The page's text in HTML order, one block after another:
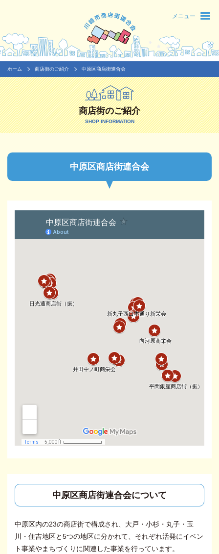
メニュー
ホーム 商店街のご紹介 中原区商店街連合会
商店街のご紹介
SHOP INFORMATION
中原区商店街連合会
中原区商店街連合会について
中原区内の23の商店街で構成され、大戸・小杉・丸子・玉
川・住吉地区と5つの地区に分かれて、それぞれ活発にイベン
ト事業やまちづくりに関連した事業を行っています。